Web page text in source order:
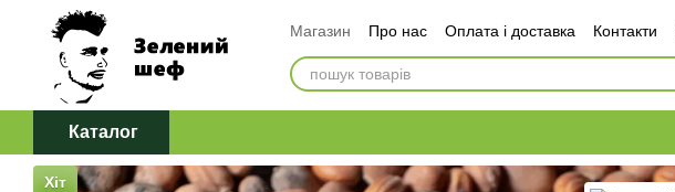
Перейти до основного контенту
Магазин Про нас Оплата і доставка Контакти
Обмін та повернення
Договір публічної оферти
Політика конфіденційності
Каталог
Хіт